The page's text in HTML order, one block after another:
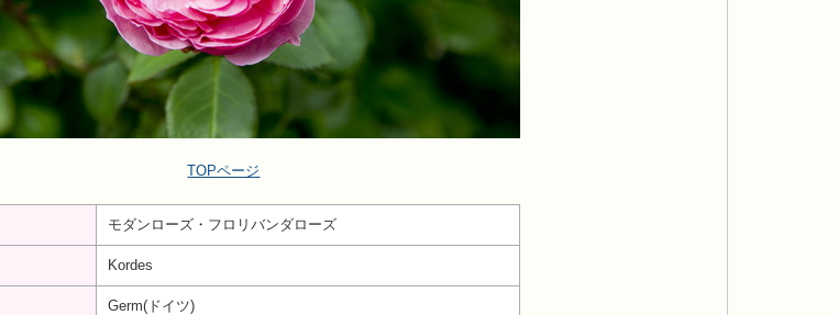
TOPページ
モダンローズ・フロリバンダローズ
Kordes
Germ(ドイツ)